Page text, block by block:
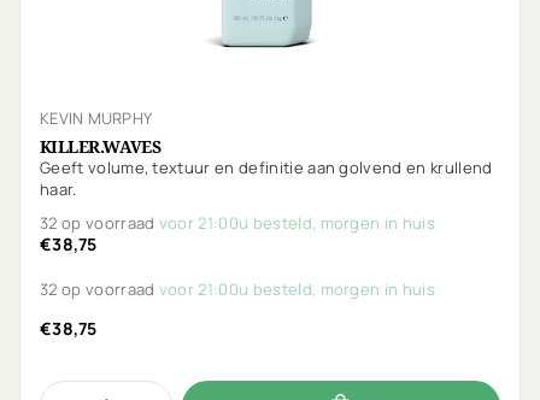
KEVIN MURPHY
KILLER.WAVES
Geeft volume, textuur en definitie aan golvend en krullend
haar.
32 op voorraad voor 21:00u besteld, morgen in huis
€38,75
32 op voorraad voor 21:00u besteld, morgen in huis
€38,75